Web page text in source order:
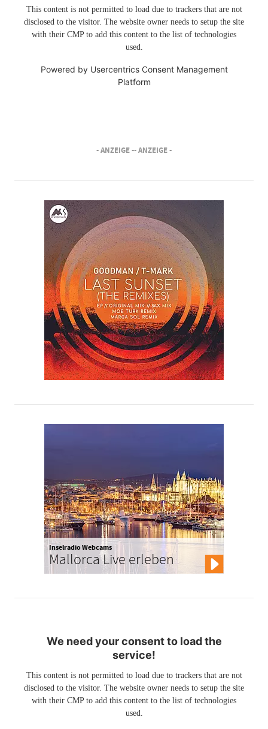
This content is not permitted to load due to trackers that are not
disclosed to the visitor. The website owner needs to setup the site
with their CMP to add this content to the list of technologies
used.
Powered by Usercentrics Consent Management
Platform
- ANZEIGE -- ANZEIGE -
Inselradio Webcams
Mallorca Live erleben
We need your consent to load the
service!
This content is not permitted to load due to trackers that are not
disclosed to the visitor. The website owner needs to setup the site
with their CMP to add this content to the list of technologies
used.